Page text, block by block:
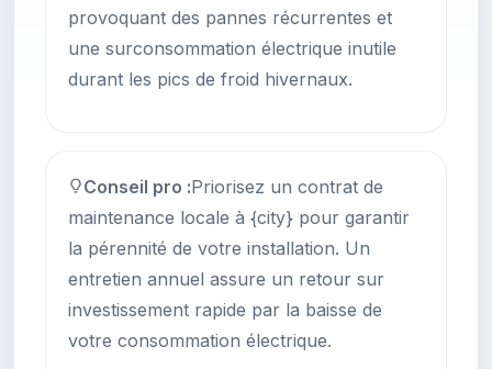
provoquant des pannes récurrentes et
une surconsommation électrique inutile
durant les pics de froid hivernaux.
Conseil pro :Priorisez un contrat de
maintenance locale à {city} pour garantir
la pérennité de votre installation. Un
entretien annuel assure un retour sur
investissement rapide par la baisse de
votre consommation électrique.